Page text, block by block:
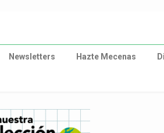
Newsletters Hazte Mecenas